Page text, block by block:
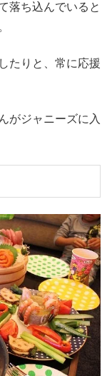
落ち込んでいると
たりと、常に応援
がジャニーズに入